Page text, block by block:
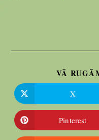
VĂ
X
Pinterest